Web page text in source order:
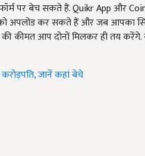
पर बेच सकते हैं. Quikr App और
अपलोड कर सकते हैं और जब आपका
कीमत आप दोनों मिलकर ही तय
जानें कहां बेचे